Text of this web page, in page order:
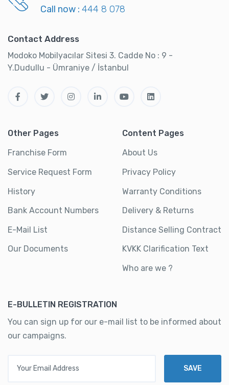
Call now : 444 8 078
Contact Address
Modoko Mobilyacılar Sitesi 3. Cadde No : 9 -
Y.Dudullu - Ümraniye / İstanbul
Other Pages
Franchise Form
Service Request Form
History
Bank Account Numbers
E-Mail List
Our Documents
Content Pages
About Us
Privacy Policy
Warranty Conditions
Delivery & Returns
Distance Selling Contract
KVKK Clarification Text
Who are we ?
E-BULLETIN REGISTRATION
You can sign up for our e-mail list to be informed about
our campaigns.
SAVE